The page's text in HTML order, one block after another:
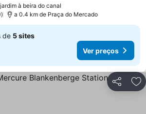
à beira do canal
a 0.4 km de Praça do Mercado
de 5 sites
Ver preços
Partilhar